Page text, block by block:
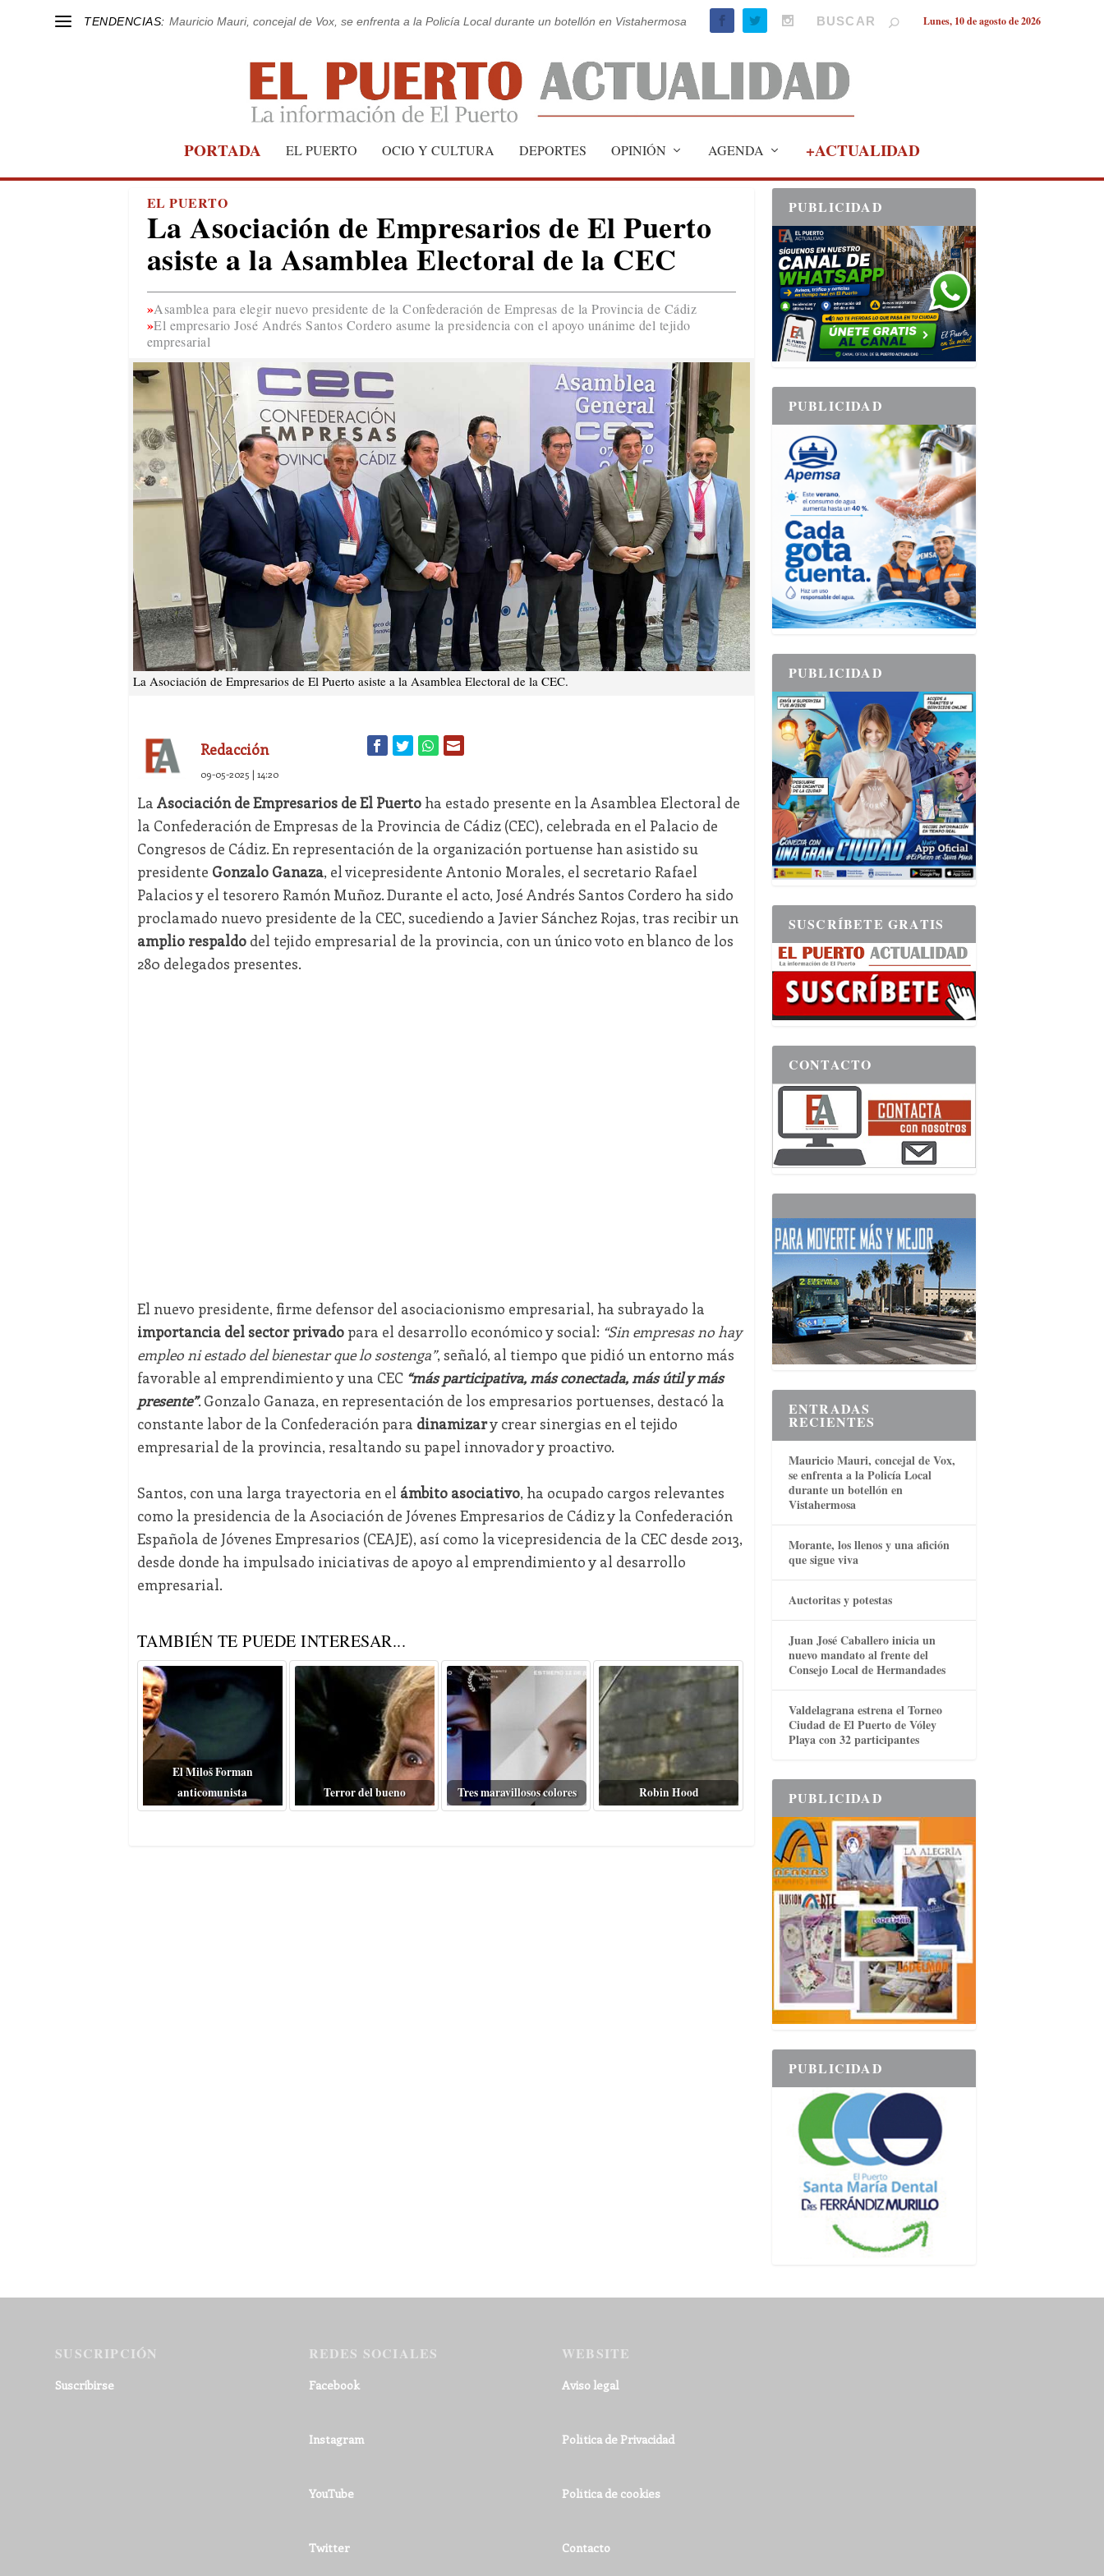
TENDENCIAS: Mauricio Mauri, concejal de Vox, se enfrenta a la Policía Local durante un botellón en Vistahermosa Lunes, 10 de agosto de 2026
PORTADA EL PUERTO OCIO Y CULTURA DEPORTES OPINIÓN AGENDA +ACTUALIDAD
EL PUERTO
La Asociación de Empresarios de El Puerto
asiste a la Asamblea Electoral de la CEC
Asamblea para elegir nuevo presidente de la Confederación de Empresas de la Provincia de Cádiz
El empresario José Andrés Santos Cordero asume la presidencia con el apoyo unánime del tejido
empresarial
La Asociación de Empresarios de El Puerto asiste a la Asamblea Electoral de la CEC.
Redacción
09-05-2025 | 14:20
La Asociación de Empresarios de El Puertoha estado presente en la Asamblea Electoral de
la Confederación de Empresas de la Provincia de Cádiz (CEC), celebrada en el Palacio de
Congresos de Cádiz. En representación de la organización portuense han asistido su
presidente Gonzalo Ganaza, el vicepresidente Antonio Morales, el secretario Rafael
Palacios y el tesorero Ramón Muñoz. Durante el acto, José Andrés Santos Cordero ha sido
proclamado nuevo presidente de la CEC, sucediendo a Javier Sánchez Rojas, tras recibir un
amplio respaldodel tejido empresarial de la provincia, con un único voto en blanco de los
280 delegados presentes.
El nuevo presidente, firme defensor del asociacionismo empresarial, ha subrayado la
importancia del sector privadopara el desarrollo económico y social: “Sin empresas no hay
empleo ni estado del bienestar que lo sostenga”, señaló, al tiempo que pidió un entorno más
favorable al emprendimiento y una CEC “más participativa, más conectada, más útil y más
presente”. Gonzalo Ganaza, en representación de los empresarios portuenses, destacó la
constante labor de la Confederación para dinamizary crear sinergias en el tejido
empresarial de la provincia, resaltando su papel innovador y proactivo.
Santos, con una larga trayectoria en el ámbito asociativo, ha ocupado cargos relevantes
como la presidencia de la Asociación de Jóvenes Empresarios de Cádiz y la Confederación
Española de Jóvenes Empresarios (CEAJE), así como la vicepresidencia de la CEC desde 2013,
desde donde ha impulsado iniciativas de apoyo al emprendimiento y al desarrollo
empresarial.
TAMBIÉN TE PUEDE INTERESAR...
El Miloš Forman
anticomunista
Terror del bueno Tres maravillosos colores Robin Hood
PUBLICIDAD
PUBLICIDAD
PUBLICIDAD
SUSCRÍBETE GRATIS
CONTACTO
ENTRADAS
RECIENTES
Mauricio Mauri, concejal de Vox,
se enfrenta a la Policía Local
durante un botellón en
Vistahermosa
Morante, los llenos y una afición
que sigue viva
Auctoritas y potestas
Juan José Caballero inicia un
nuevo mandato al frente del
Consejo Local de Hermandades
Valdelagrana estrena el Torneo
Ciudad de El Puerto de Vóley
Playa con 32 participantes
PUBLICIDAD
PUBLICIDAD
SUSCRIPCIÓN
Suscribirse
REDES SOCIALES
Facebook
Instagram
YouTube
Twitter
WEBSITE
Aviso legal
Política de Privacidad
Política de cookies
Contacto